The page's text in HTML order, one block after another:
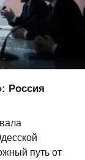
Россия
путь от